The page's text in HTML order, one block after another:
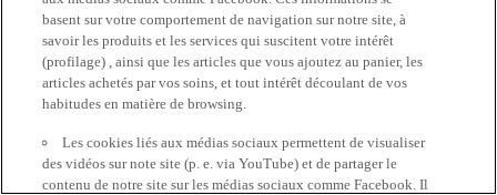
basent sur votre comportement de navigation sur notre site, à
savoir les produits et les services qui suscitent votre intérêt
(profilage) , ainsi que les articles que vous ajoutez au panier, les
articles achetés par vos soins, et tout intérêt découlant de vos
habitudes en matière de browsing.
Les cookies liés aux médias sociaux permettent de visualiser
des vidéos sur note site (p. e. via YouTube) et de partager le
contenu de notre site sur les médias sociaux comme Facebook. Il